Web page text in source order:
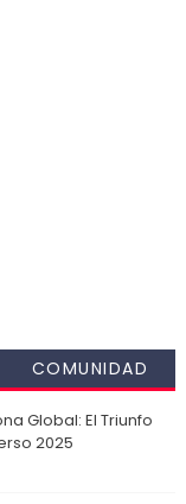
COMUNIDAD
Global: El Triunfo
2025